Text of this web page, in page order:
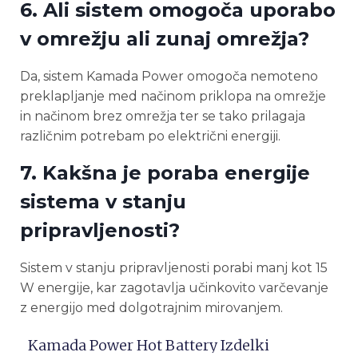
6. Ali sistem omogoča uporabo
v omrežju ali zunaj omrežja?
Da, sistem Kamada Power omogoča nemoteno
preklapljanje med načinom priklopa na omrežje
in načinom brez omrežja ter se tako prilagaja
različnim potrebam po električni energiji.
7. Kakšna je poraba energije
sistema v stanju
pripravljenosti?
Sistem v stanju pripravljenosti porabi manj kot 15
W energije, kar zagotavlja učinkovito varčevanje
z energijo med dolgotrajnim mirovanjem.
Kamada Power Hot Battery Izdelki